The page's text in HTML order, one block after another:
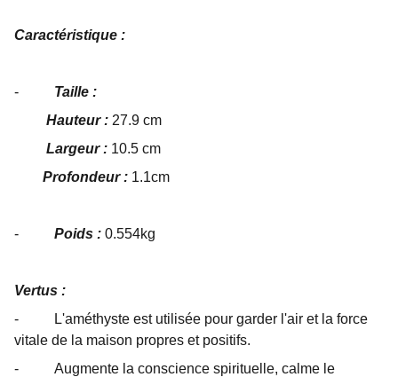
Caractéristique :
- Taille :
Hauteur : 27.9 cm
Largeur : 10.5 cm
Profondeur : 1.1cm
- Poids : 0.554kg
Vertus :
- L'améthyste est utilisée pour garder l'air et la force
vitale de la maison propres et positifs.
- Augmente la conscience spirituelle, calme le